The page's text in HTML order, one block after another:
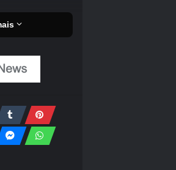
Capcom
terceiro farol posicionado no
por blocos, você saltará
usará um elevador de
Antes de entrar na sala com